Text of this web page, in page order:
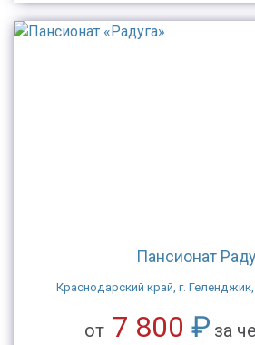
Пансионат
Краснодарский край, г. Геленджик,
от 7 800 ₽ за